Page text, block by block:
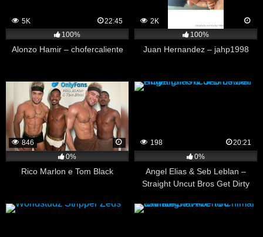
5K
22:45
100%
Alonzo Hamir – chofercaliente
2K
100%
Juan Hernandez – jahp1998
846
0%
Rico Marlon e Tom Black
198
20:21
0%
Angel Elias & Seb Leblan –
Straight Uncut Bros Get Dirty